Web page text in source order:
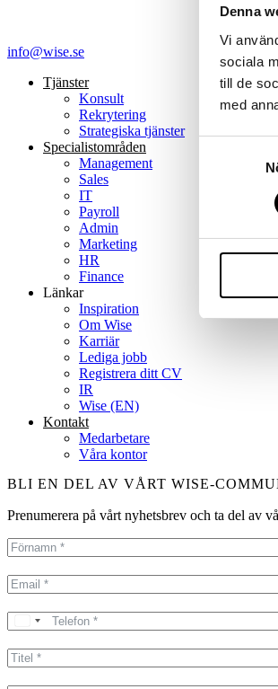
Denna
Vi
sociala
till de
med
info@wise.se
Tjänster
Konsult
Rekrytering
Strategiska tjänster
Specialist­områden
Management
Sales
IT
Payroll
Admin
Marketing
HR
Finance
Länkar
Inspiration
Om Wise
Karriär
Lediga jobb
Registrera ditt CV
IR
Wise (EN)
Kontakt
Medarbetare
Våra kontor
BLI EN DEL AV VÅRT WISE-
Prenumerera på vårt nyhetsbrev och ta del av